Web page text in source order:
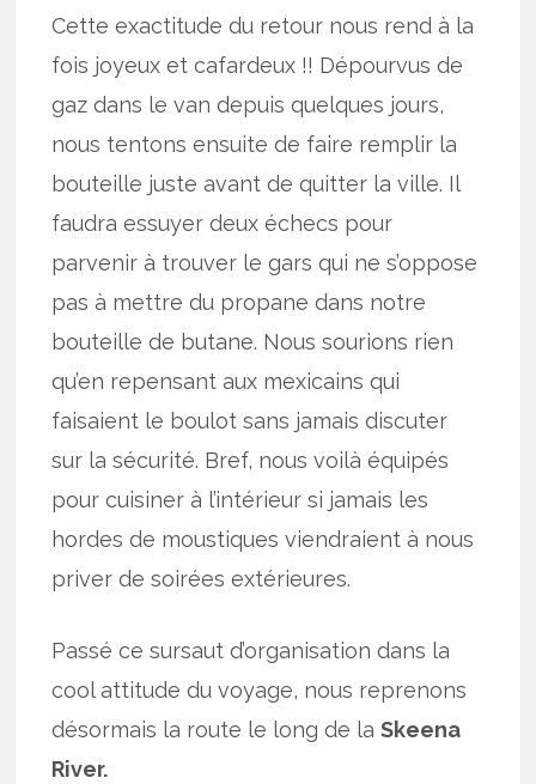
Cette exactitude du retour nous rend à la
fois joyeux et cafardeux !! Dépourvus de
gaz dans le van depuis quelques jours,
nous tentons ensuite de faire remplir la
bouteille juste avant de quitter la ville. Il
faudra essuyer deux échecs pour
parvenir à trouver le gars qui ne s’oppose
pas à mettre du propane dans notre
bouteille de butane. Nous sourions rien
qu’en repensant aux mexicains qui
faisaient le boulot sans jamais discuter
sur la sécurité. Bref, nous voilà équipés
pour cuisiner à l’intérieur si jamais les
hordes de moustiques viendraient à nous
priver de soirées extérieures.
Passé ce sursaut d’organisation dans la
cool attitude du voyage, nous reprenons
désormais la route le long de laSkeena
River.